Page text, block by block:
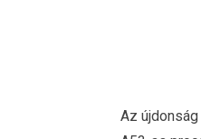
Az